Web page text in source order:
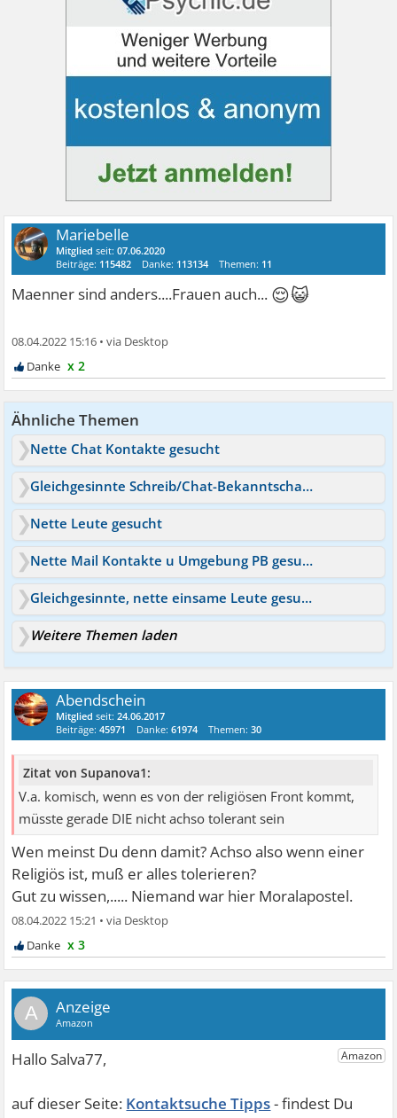
Mariebelle
Mitglied seit:07.06.2020
Beiträge: 115482 Danke: 113134 Themen: 11
Maenner sind anders....Frauen auch... 😌😺
08.04.2022 15:16 •
x 2
Ähnliche Themen
Nette Chat Kontakte gesucht
Gleichgesinnte Schreib/Chat-Bekanntschaft gesucht!
Nette Leute gesucht
Nette Mail Kontakte u Umgebung PB gesucht :)
Gleichgesinnte, nette einsame Leute gesucht
Weitere Themen laden
Abendschein
Mitglied seit:24.06.2017
Beiträge:45971 Danke:61974 Themen:30
Zitat von Supanova1:
V.a. komisch, wenn es von der religiösen Front kommt,
müsste gerade DIE nicht achso tolerant sein
Wen meinst Du denn damit? Achso also wenn einer
Religiös ist, muß er alles tolerieren?
Gut zu wissen,..... Niemand war hier Moralapostel.
08.04.2022 15:21 •
x 3
A
Kontaktsuche Tipps